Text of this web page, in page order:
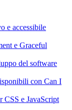
e accessibile
e Graceful
del software
con Can I
CSS e JavaScript